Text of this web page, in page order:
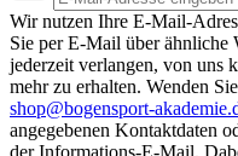
Wir nutzen Ihre E-Mail-
Sie per E-Mail über ähnliche
jederzeit verlangen, von uns
mehr zu erhalten. Wenden
shop@bogensport-
angegebenen Kontaktdaten